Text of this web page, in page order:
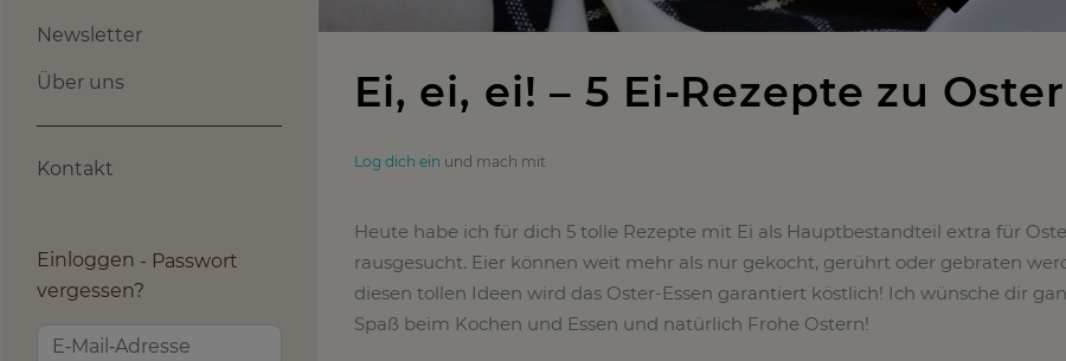
Newsletter
Über uns
Kontakt
Einloggen
Passwort
vergessen?
Ei, ei, ei! – 5 Ei-Rezepte zu
Log dich ein und mach mit
Heute habe ich für dich 5 tolle Rezepte mit Ei als Hauptbestandteil extra für
rausgesucht. Eier können weit mehr als nur gekocht, gerührt oder gebraten
diesen tollen Ideen wird das Oster-Essen garantiert köstlich! Ich wünsche dir
Spaß beim Kochen und Essen und natürlich Frohe Ostern!